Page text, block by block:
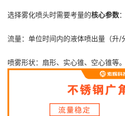
选择雾化喷头时需要考量的核心参数：
流量：单位时间内的液体喷出量（升/
喷雾形状：扇形、实心锥、空心锥等。